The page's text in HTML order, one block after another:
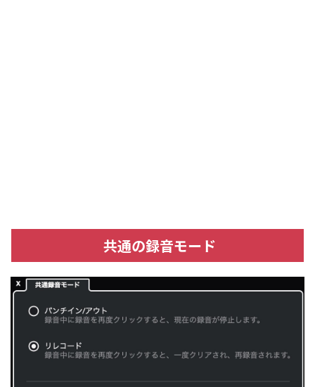
共通の録音モード